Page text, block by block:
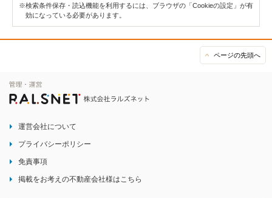
※検索条件保存・読込機能を利用するには、ブラウザの「Cookieの設定」が有
効になっている必要があります。
ページの先頭へ
運営会社について
プライバシーポリシー
免責事項
掲載をお考えの不動産会社様はこちら